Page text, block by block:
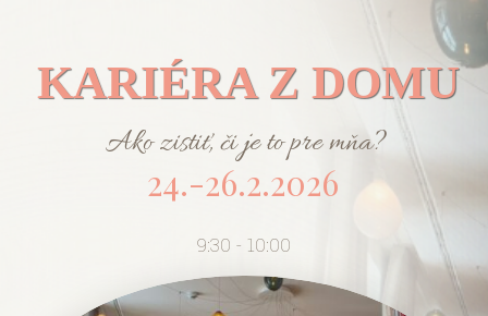
KARIÉRA Z DOMU
Ako zistiť, či je to pre mňa?
24.-26.2.2026
9:30 - 10:00